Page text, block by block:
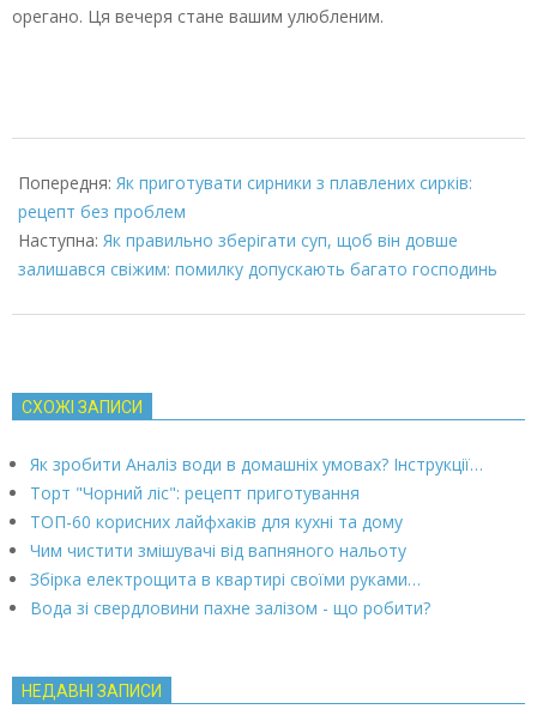
орегано. Ця вечеря стане вашим улюбленим.
08-
21
Попередня: Як приготувати сирники з плавлених сирків:
рецепт без проблем
Наступна: Як правильно зберігати суп, щоб він довше
залишався свіжим: помилку допускають багато господинь
СХОЖІ ЗАПИСИ
Як зробити Аналіз води в домашніх умовах? Інструкції…
Торт "Чорний ліс": рецепт приготування
ТОП-60 корисних лайфхаків для кухні та дому
Чим чистити змішувачі від вапняного нальоту
Збірка електрощита в квартирі своїми руками…
Вода зі свердловини пахне залізом - що робити?
НЕДАВНІ ЗАПИСИ